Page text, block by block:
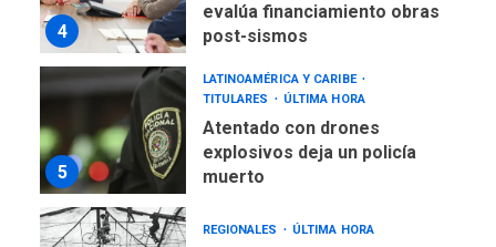
4
evalúa financiamiento obras
post-sismos
5
LATINOAMÉRICA Y CARIBE
TITULARES
ÚLTIMA HORA
Atentado con drones
explosivos deja un policía
muerto
REGIONALES ÚLTIMA HORA